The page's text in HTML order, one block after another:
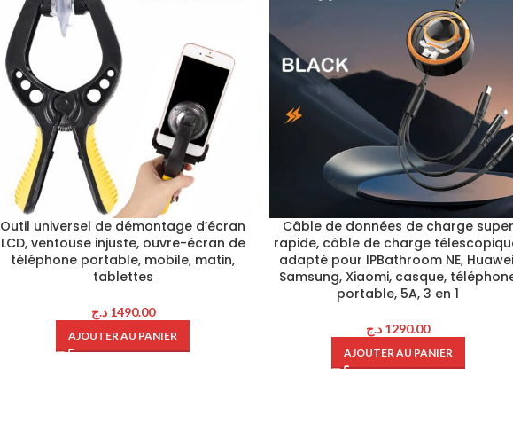
Outil universel de démontage d’écran
LCD, ventouse injuste, ouvre-écran de
téléphone portable, mobile, matin,
tablettes
1490.00 د.ج
AJOUTER AU PANIER
Câble de données de charge super
rapide, câble de charge
adapté pour IPBathroom NE,
Samsung, Xiaomi, casque,
portable, 5A, 3 en 1
1290.00 د.ج
AJOUTER AU PANIER